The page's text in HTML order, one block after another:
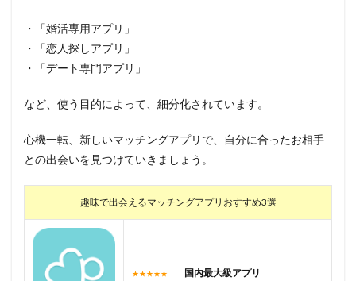
・「婚活専用アプリ」
・「恋人探しアプリ」
・「デート専門アプリ」
など、使う目的によって、細分化されています。
心機一転、新しいマッチングアプリで、自分に合ったお相手
との出会いを見つけていきましょう。
趣味で出会えるマッチングアプリおすすめ3選
★★★★★
国内最大級アプリ